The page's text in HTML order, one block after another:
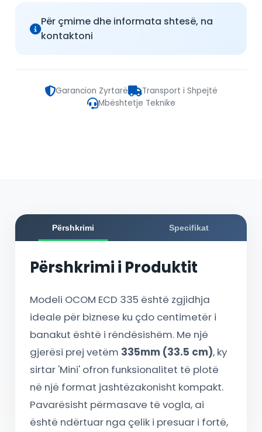
Për çmime dhe informata shtesë, na
kontaktoni
Garancion Zyrtarë
Transport i Shpejtë
Mbështetje Teknike
Përshkrimi Specifikat
Përshkrimi i Produktit
Modeli OCOM ECD 335 është zgjidhja
ideale për biznese ku çdo centimetër i
banakut është i rëndësishëm. Me një
gjerësi prej vetëm 335mm (33.5 cm), ky
sirtar 'Mini' ofron funksionalitet të plotë
në një format jashtëzakonisht kompakt.
Pavarësisht përmasave të vogla, ai
është ndërtuar nga çelik i presuar i fortë,